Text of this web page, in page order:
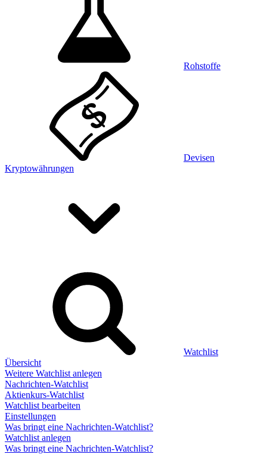
Rohstoffe
Devisen
Kryptowährungen
Watchlist
Übersicht
Weitere Watchlist anlegen
Nachrichten-Watchlist
Aktienkurs-Watchlist
Watchlist bearbeiten
Einstellungen
Was bringt eine Nachrichten-Watchlist?
Watchlist anlegen
Was bringt eine Nachrichten-Watchlist?